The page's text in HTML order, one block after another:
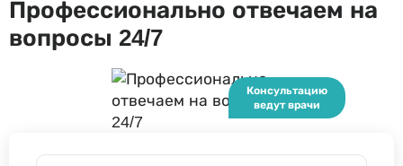
Профессионально отвечаем на
вопросы 24/7